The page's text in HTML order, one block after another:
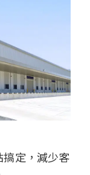
定，減少客